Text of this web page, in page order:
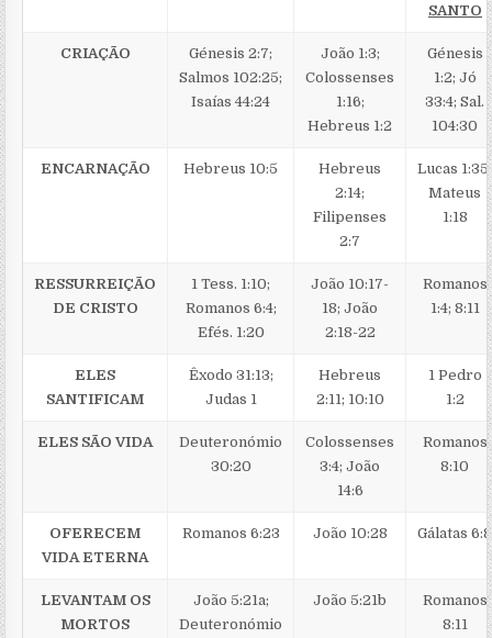
SANTO
CRIAÇÃO
Génesis 2:7;
Salmos 102:25;
Isaías 44:24
João 1:3;
Colossenses
1:16;
Hebreus 1:2
Génesis
1:2; Jó
33:4; Sal.
104:30
ENCARNAÇÃO Hebreus 10:5
Hebreus
2:14;
Filipenses
2:7
Lucas 1:35;
Mateus
1:18
RESSURREIÇÃO
DE CRISTO
1 Tess. 1:10;
Romanos 6:4;
Efés. 1:20
João 10:17-
18; João
2:18-22
Romanos
1:4; 8:11
ELES
SANTIFICAM
Êxodo 31:13;
Judas 1
Hebreus
2:11; 10:10
1 Pedro
1:2
ELES SÃO VIDA
Deuteronómio
30:20
Colossenses
3:4; João
14:6
Romanos
8:10
OFERECEM
VIDA ETERNA
Romanos 6:23 João 10:28 Gálatas 6:8
LEVANTAM OS
MORTOS
João 5:21a;
Deuteronómio
João 5:21b
Romanos
8:11